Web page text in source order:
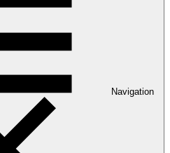
Navigation